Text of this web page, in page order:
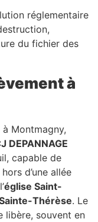
réglementaire
du fichier des
à
à Montmagny,
DEPANNAGE
capable de
d’une allée
église Saint-
Thérèse. Le
libère, souvent en